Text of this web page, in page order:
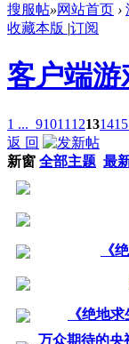
搜服帖»网站首页 ›
收藏本版 |订阅
客户端游
1 ... 91011 12131415
返 回
新窗 全部主题 最
《
《绝地
万众期待的央